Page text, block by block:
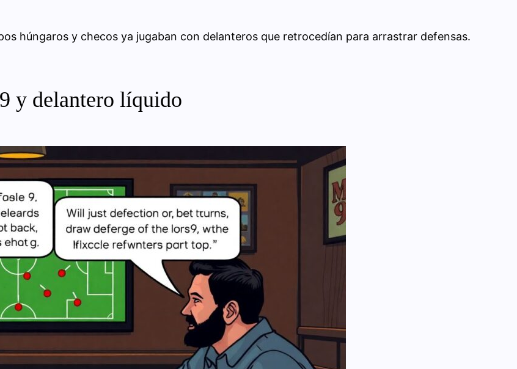
húngaros y checos ya jugaban con delanteros que retrocedían para arrastrar defensas.
y delantero líquido